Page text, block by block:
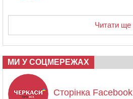
Читати ще
МИ У СОЦМЕРЕЖАХ
Сторінка Facebook